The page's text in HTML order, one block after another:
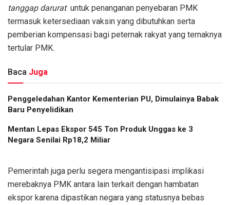
tanggap daruratuntuk penanganan penyebaran PMK
termasuk ketersediaan vaksin yang dibutuhkan serta
pemberian kompensasi bagi peternak rakyat yang ternaknya
tertular PMK.
Baca Juga
Penggeledahan Kantor Kementerian PU, Dimulainya Babak
Baru Penyelidikan
Mentan Lepas Ekspor 545 Ton Produk Unggas ke 3
Negara Senilai Rp18,2 Miliar
Pemerintah juga perlu segera mengantisipasi implikasi
merebaknya PMK antara lain terkait dengan hambatan
ekspor karena dipastikan negara yang statusnya bebas